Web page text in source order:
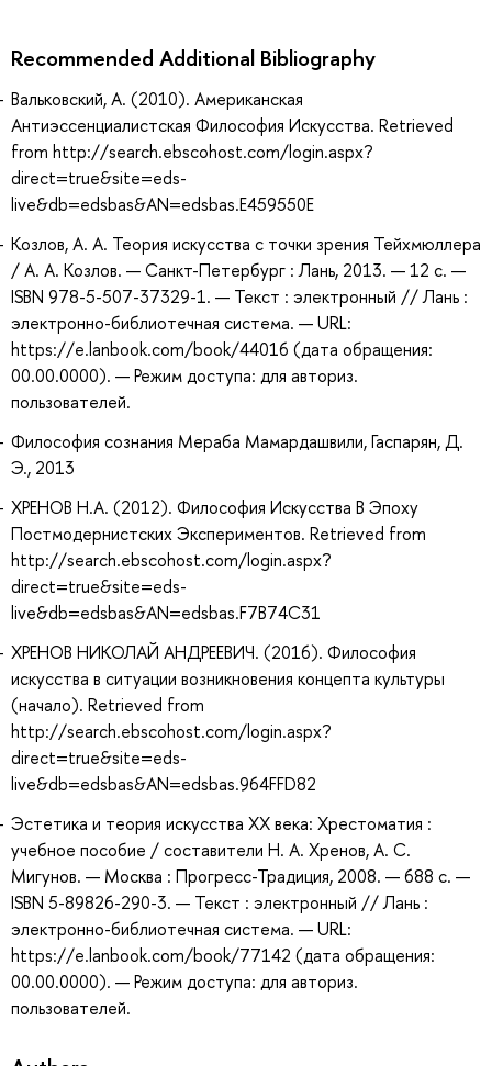
Recommended Additional Bibliography
Вальковский, А. (2010). Американская
Антиэссенциалистская Философия Искусства. Retrieved
from http://search.ebscohost.com/login.aspx?
direct=true&site=eds-
live&db=edsbas&AN=edsbas.E459550E
Козлов, А. А. Теория искусства с точки зрения Тейхмюллера
/ А. А. Козлов. — Санкт-Петербург : Лань, 2013. — 12 с. —
ISBN 978-5-507-37329-1. — Текст : электронный // Лань :
электронно-библиотечная система. — URL:
https://e.lanbook.com/book/44016 (дата обращения:
00.00.0000). — Режим доступа: для авториз.
пользователей.
Философия сознания Мераба Мамардашвили, Гаспарян, Д.
Э., 2013
ХРЕНОВ Н.А. (2012). Философия Искусства В Эпоху
Постмодернистских Экспериментов. Retrieved from
http://search.ebscohost.com/login.aspx?
direct=true&site=eds-
live&db=edsbas&AN=edsbas.F7B74C31
ХРЕНОВ НИКОЛАЙ АНДРЕЕВИЧ. (2016). Философия
искусства в ситуации возникновения концепта культуры
(начало). Retrieved from
http://search.ebscohost.com/login.aspx?
direct=true&site=eds-
live&db=edsbas&AN=edsbas.964FFD82
Эстетика и теория искусства XX века: Хрестоматия :
учебное пособие / составители Н. А. Хренов, А. С.
Мигунов. — Москва : Прогресс-Традиция, 2008. — 688 с. —
ISBN 5-89826-290-3. — Текст : электронный // Лань :
электронно-библиотечная система. — URL:
https://e.lanbook.com/book/77142 (дата обращения:
00.00.0000). — Режим доступа: для авториз.
пользователей.